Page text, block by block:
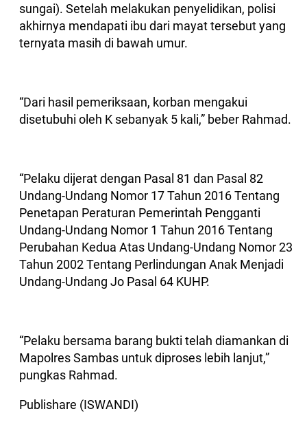
sungai). Setelah melakukan penyelidikan, polisi
akhirnya mendapati ibu dari mayat tersebut yang
ternyata masih di bawah umur.
“Dari hasil pemeriksaan, korban mengakui
disetubuhi oleh K sebanyak 5 kali,” beber Rahmad.
“Pelaku dijerat dengan Pasal 81 dan Pasal 82
Undang-Undang Nomor 17 Tahun 2016 Tentang
Penetapan Peraturan Pemerintah Pengganti
Undang-Undang Nomor 1 Tahun 2016 Tentang
Perubahan Kedua Atas Undang-Undang Nomor 23
Tahun 2002 Tentang Perlindungan Anak Menjadi
Undang-Undang Jo Pasal 64 KUHP.
“Pelaku bersama barang bukti telah diamankan di
Mapolres Sambas untuk diproses lebih lanjut,”
pungkas Rahmad.
Publishare (ISWANDI)